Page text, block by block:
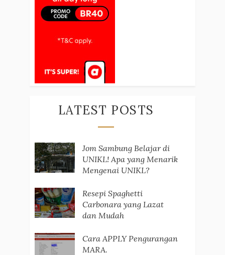
LATEST POSTS
Jom Sambung Belajar di
UNIKL! Apa yang Menarik
Mengenai UNIKL?
Resepi Spaghetti
Carbonara yang Lazat
dan Mudah
Cara APPLY Pengurangan
MARA.